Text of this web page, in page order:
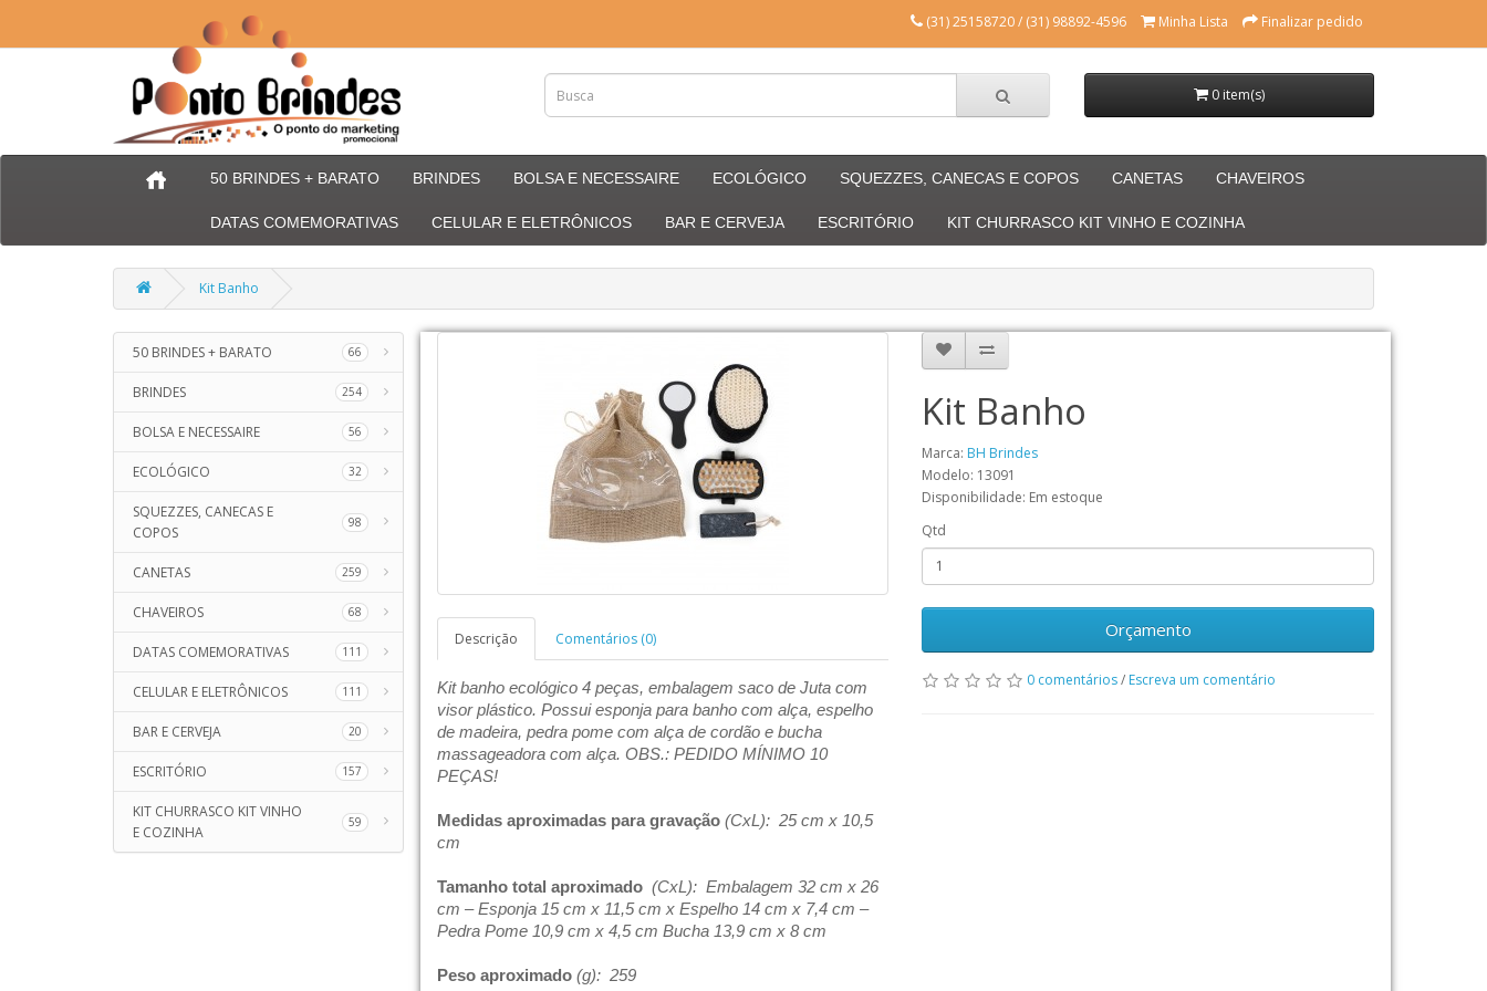
(31) 25158720 / (31) 98892-4596 Minha Lista Finalizar pedido
0 item(s)
50 BRINDES + BARATO BRINDES BOLSA E NECESSAIRE ECOLÓGICO SQUEZZES, CANECAS E COPOS CANETAS CHAVEIROS
DATAS COMEMORATIVAS CELULAR E ELETRÔNICOS BAR E CERVEJA ESCRITÓRIO KIT CHURRASCO KIT VINHO E COZINHA
Kit Banho
50 BRINDES + BARATO 66
BRINDES 254
BOLSA E NECESSAIRE 56
ECOLÓGICO 32
SQUEZZES, CANECAS E
COPOS
98
CANETAS 259
CHAVEIROS 68
DATAS COMEMORATIVAS 111
CELULAR E ELETRÔNICOS 111
BAR E CERVEJA 20
ESCRITÓRIO 157
KIT CHURRASCO KIT VINHO
E COZINHA
59
Descrição Comentários (0)
Kit banho ecológico 4 peças, embalagem saco de Juta com
visor plástico. Possui esponja para banho com alça, espelho
de madeira, pedra pome com alça de cordão e bucha
massageadora com alça. OBS.: PEDIDO MÍNIMO 10
PEÇAS!
Medidas aproximadas para gravação(CxL): 25 cm x 10,5
cm
Tamanho total aproximado (CxL): Embalagem 32 cm x 26
cm – Esponja 15 cm x 11,5 cm x Espelho 14 cm x 7,4 cm –
Pedra Pome 10,9 cm x 4,5 cm Bucha 13,9 cm x 8 cm
Peso aproximado(g): 259
Kit Banho
Marca: BH Brindes
Modelo: 13091
Disponibilidade: Em estoque
Qtd
Orçamento
0 comentários/ Escreva um comentário